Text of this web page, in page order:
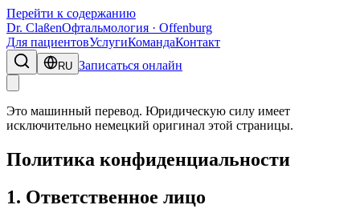
Перейти к содержанию
Dr. ClaßenОфтальмология · Offenburg
Для пациентовУслугиКомандаКонтакт
RU Записаться онлайн
Это машинный перевод. Юридическую силу имеет
исключительно немецкий оригинал этой страницы.
Политика конфиденциальности
1. Ответственное лицо